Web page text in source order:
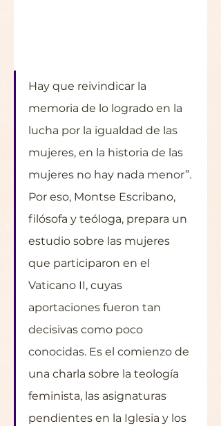
Hay que reivindicar la
memoria de lo logrado en la
lucha por la igualdad de las
mujeres, en la historia de las
mujeres no hay nada menor”.
Por eso, Montse Escribano,
filósofa y teóloga, prepara un
estudio sobre las mujeres
que participaron en el
Vaticano II, cuyas
aportaciones fueron tan
decisivas como poco
conocidas. Es el comienzo de
una charla sobre la teología
feminista, las asignaturas
pendientes en la Iglesia y los